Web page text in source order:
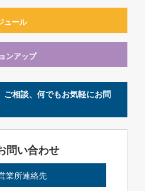
ュール
ンアップ
相談、何でもお気軽にお問
問い合わせ
業所連絡先